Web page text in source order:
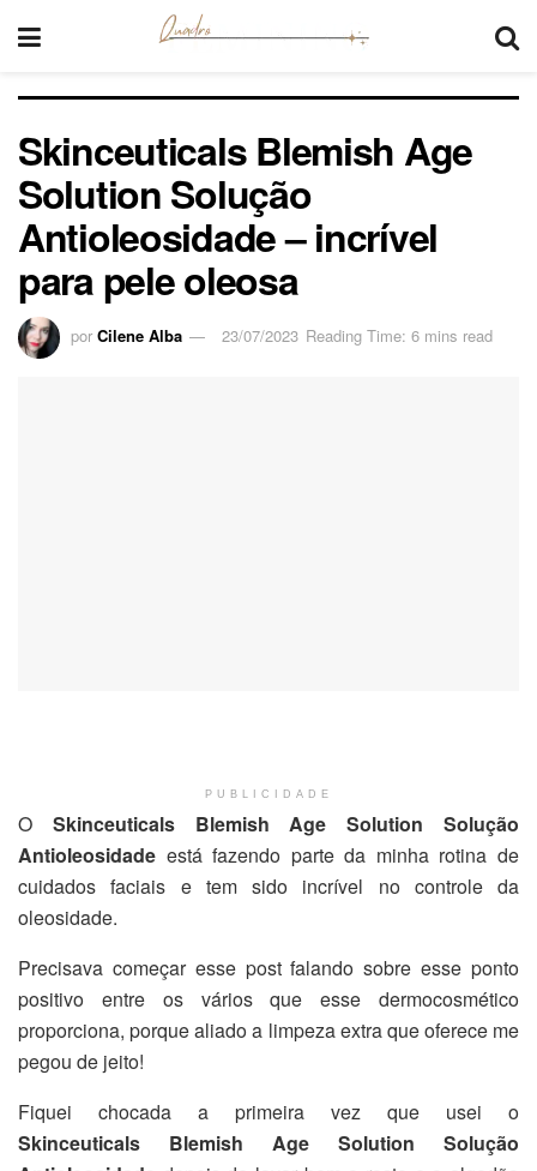
Skinceuticals Blemish Age
Solution Solução
Antioleosidade – incrível
para pele oleosa
por Cilene Alba 23/07/2023 Reading Time: 6 mins read
PUBLICIDADE
O Skinceuticals Blemish Age Solution Solução
Antioleosidade está fazendo parte da minha rotina de
cuidados faciais e tem sido incrível no controle da
oleosidade.
Precisava começar esse post falando sobre esse ponto
positivo entre os vários que esse dermocosmético
proporciona, porque aliado a limpeza extra que oferece me
pegou de jeito!
Fiquei chocada a primeira vez que usei o
Skinceuticals Blemish Age Solution Solução